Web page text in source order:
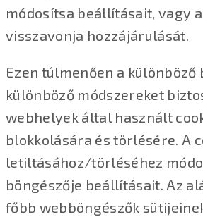
módosítsa beállításait, vagy
visszavonja hozzájárulását.
Ezen túlmenően a különböző
különböző módszereket
webhelyek által használt
blokkolására és törlésére. A
letiltásához/törléséhez
böngészője beállításait. Az
főbb webböngészők